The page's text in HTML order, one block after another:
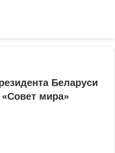
Беларуси
мира»